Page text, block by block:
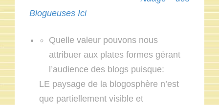
Blogueuses Ici
Quelle valeur pouvons nous
attribuer aux plates formes gérant
l’audience des blogs puisque:
LE paysage de la blogosphère n’est
que partiellement visible et